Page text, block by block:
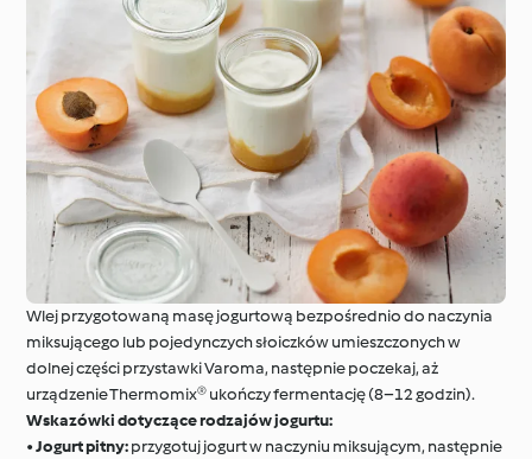
Wlej przygotowaną masę jogurtową bezpośrednio do naczynia
miksującego lub pojedynczych słoiczków umieszczonych w
dolnej części przystawki Varoma, następnie poczekaj, aż
urządzenie Thermomix® ukończy fermentację (8–12 godzin).
Wskazówki dotyczące rodzajów jogurtu:
•Jogurt pitny:przygotuj jogurt w naczyniu miksującym, następnie